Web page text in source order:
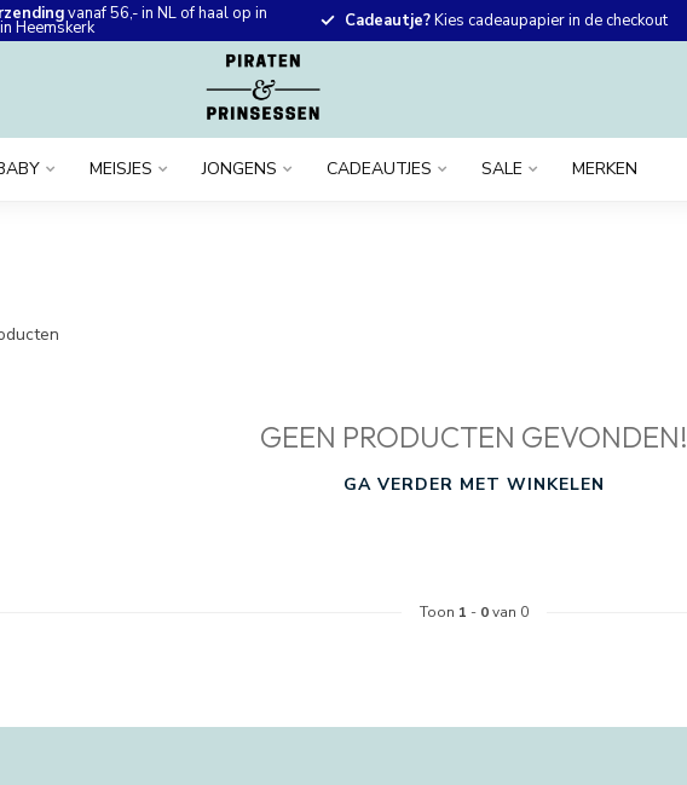
vanaf 56,- in NL of haal op in
Heemskerk Cadeautje?Kies cadeaupapier in de checkout
MEISJES JONGENS CADEAUTJES SALE MERKEN
GEEN PRODUCTEN GEVONDEN!
GA VERDER MET WINKELEN
Toon 1 - 0van 0